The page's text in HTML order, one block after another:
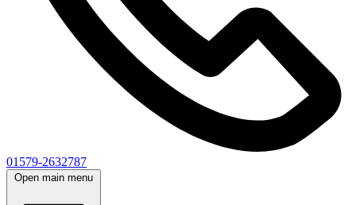
01579-2632787
Open main menu